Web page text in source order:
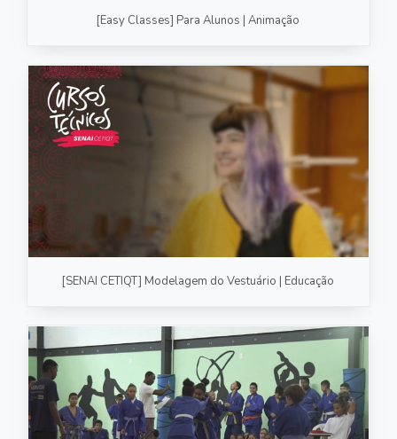
[Easy Classes] Para Alunos | Animação
[SENAI CETIQT] Modelagem do Vestuário | Educação